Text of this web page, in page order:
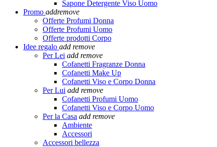
Sapone Detergente Viso Uomo
Promo addremove
Offerte Profumi Donna
Offerte Profumi Uomo
Offerte prodotti Corpo
Idee regalo add remove
Per Lei add remove
Cofanetti Fragranze Donna
Cofanetti Make Up
Cofanetti Viso e Corpo Donna
Per Lui add remove
Cofanetti Profumi Uomo
Cofanetti Viso e Corpo Uomo
Per la Casa add remove
Ambiente
Accessori
Accessori bellezza